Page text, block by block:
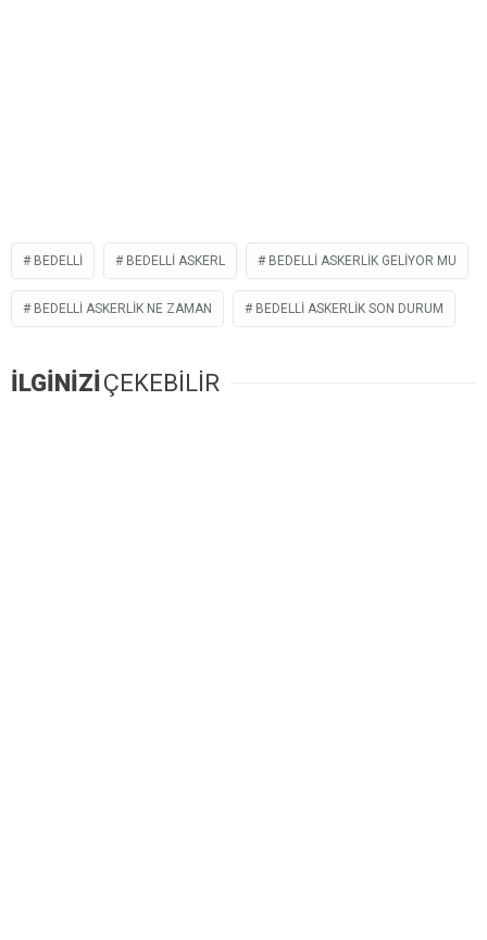
BEDELLİ BEDELLI ASKERL BEDELLI ASKERLIK GELIYOR MU
BEDELLI ASKERLIK NE ZAMAN BEDELLI ASKERLIK SON DURUM
İLGİNİZİÇEKEBİLİR